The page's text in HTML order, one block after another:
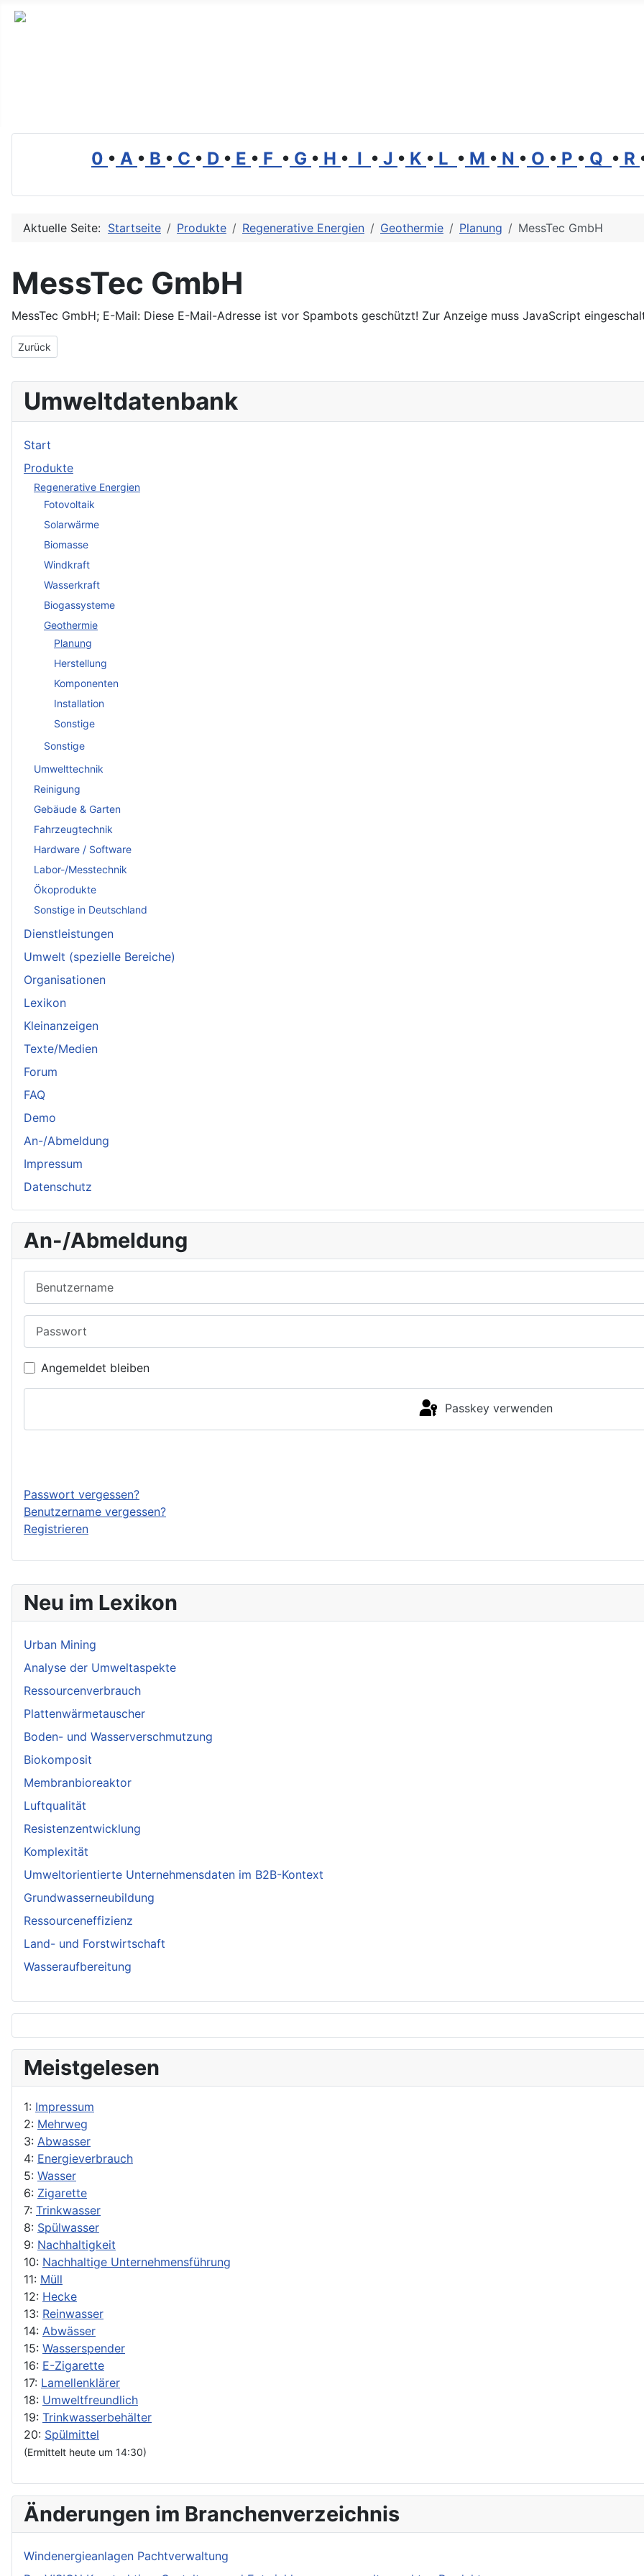
0 • A • B • C • D • E • F • G • H • I • J • K • L • M • N • O • P • Q • R
Neu im Lexikon
Urban Mining
Analyse der Umweltaspekte
Ressourcenverbrauch
Plattenwärmetauscher
Boden- und Wasserverschmutzung
Biokomposit
Membranbioreaktor
Luftqualität
Resistenzentwicklung
Komplexität
Umweltorientierte Unternehmensdaten im B2B-Kontext
Grundwasserneubildung
Ressourceneffizienz
Land- und Forstwirtschaft
Wasseraufbereitung
Meistgelesen
1: Impressum
2: Mehrweg
3: Abwasser
4: Energieverbrauch
5: Wasser
6: Zigarette
7: Trinkwasser
8: Spülwasser
9: Nachhaltigkeit
10: Nachhaltige Unternehmensführung
11: Müll
12: Hecke
13: Reinwasser
14: Abwässer
15: Wasserspender
16: E-Zigarette
17: Lamellenklärer
18: Umweltfreundlich
19: Trinkwasserbehälter
20: Spülmittel
(Ermittelt heute um 14:30)
Änderungen im Branchenverzeichnis
Windenergieanlagen Pachtverwaltung
Aktuelle Seite: Startseite Produkte Regenerative Energien Geothermie Planung MessTec GmbH
MessTec GmbH
MessTec GmbH; E-Mail: Diese E-Mail-Adresse ist vor Spambots geschützt! Zur Anzeige muss JavaScript
Vorheriger Beitrag: KEMA IEV - Ingenieurunternehmen für Energieversorgung GmbH
Zurück
Umweltdatenbank
Start
Produkte
Regenerative Energien
Fotovoltaik
Solarwärme
Biomasse
Windkraft
Wasserkraft
Biogassysteme
Geothermie
Planung
Herstellung
Komponenten
Installation
Sonstige
Sonstige
Umwelttechnik
Reinigung
Gebäude & Garten
Fahrzeugtechnik
Hardware / Software
Labor-/Messtechnik
Ökoprodukte
Sonstige in Deutschland
Dienstleistungen
Umwelt (spezielle Bereiche)
Organisationen
Lexikon
Kleinanzeigen
Texte/Medien
Forum
FAQ
Demo
An-/Abmeldung
Impressum
Datenschutz
An-/Abmeldung
Angemeldet bleiben
Passkey verwenden
Passwort vergessen?
Benutzername vergessen?
Registrieren